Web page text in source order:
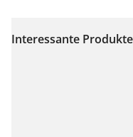
Auf Karte
Interessante